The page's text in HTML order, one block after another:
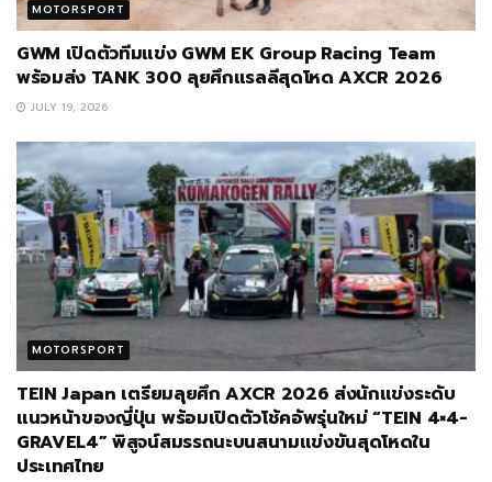
MOTORSPORT
GWM เปิดตัวทีมแข่ง GWM EK Group Racing Team
พร้อมส่ง TANK 300 ลุยศึกแรลลีสุดโหด AXCR 2026
JULY 19, 2026
MOTORSPORT
TEIN Japan เตรียมลุยศึก AXCR 2026 ส่งนักแข่งระดับ
แนวหน้าของญี่ปุ่น พร้อมเปิดตัวโช้คอัพรุ่นใหม่ “TEIN 4×4-
GRAVEL4” พิสูจน์สมรรถนะบนสนามแข่งขันสุดโหดใน
ประเทศไทย